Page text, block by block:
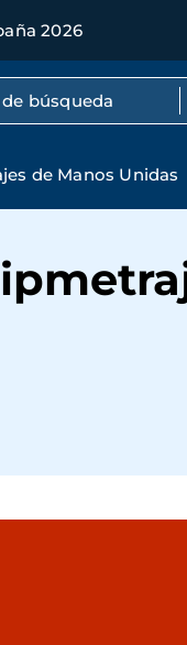
2026
completo
de Manos Unidas